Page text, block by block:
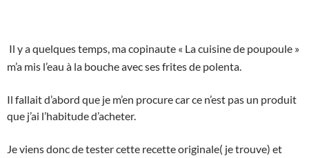
Il y a quelques temps, ma copinaute « La cuisine de poupoule »
m’a mis l’eau à la bouche avec ses frites de polenta.
Il fallait d’abord que je m’en procure car ce n’est pas un produit
que j’ai l’habitude d’acheter.
Je viens donc de tester cette recette originale( je trouve) et